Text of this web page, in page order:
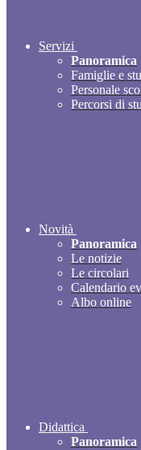
Servizi
Panoramica
Famiglie e
Personale
Percorsi di
Novità
Panoramica
Le notizie
Le circolari
Calendario
Albo online
Didattica
Panoramica